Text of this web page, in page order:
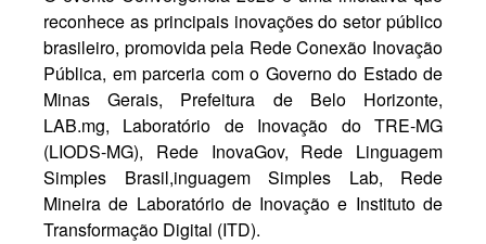
reconhece as principais inovações do setor público
brasileiro, promovida pela Rede Conexão Inovação
Pública, em parceria com o Governo do Estado de
Minas Gerais, Prefeitura de Belo Horizonte,
LAB.mg, Laboratório de Inovação do TRE-MG
(LIODS-MG), Rede InovaGov, Rede Linguagem
Simples Brasil,inguagem Simples Lab, Rede
Mineira de Laboratório de Inovação e Instituto de
Transformação Digital (ITD).